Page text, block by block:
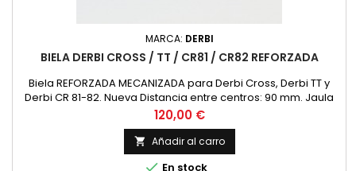
MARCA: DERBI
BIELA DERBI CROSS / TT / CR81 / CR82 REFORZADA
Biela REFORZADA MECANIZADA para Derbi Cross, Derbi TT y
Derbi CR 81-82. Nueva Distancia entre centros: 90 mm. Jaula
Superior: 12x16x15 Jaula Inferior: 16x22x12 Medida Bulon
Cigueñal: 16x51 Diametro Superior 16 Diametro Interior 22
Precio
120,00 €
 Añadir al carro
 En stock